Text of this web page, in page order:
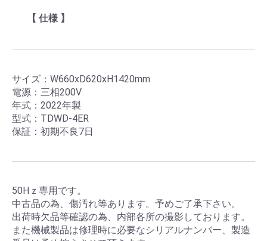
【 仕様 】
サイズ：W660xD620xH1420mm
電源：三相200V
年式：2022年製
型式：TDWD-4ER
保証：初期不良7日
50Hｚ専用です。
中古品の為、傷汚れ等あります。予めご了承下さい。
出荷時欠品等確認の為、内部各所の撮影しております。
また機械製品は修理時に必要なシリアルナンバー、製造